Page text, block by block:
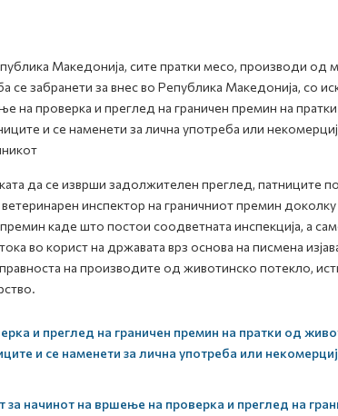
Македонија, сите пратки месо, производи од
забранети за внес во Република Македонија, со
на проверка и преглед на граничен премин на
и се наменети за лична употреба или
да се изврши задолжителен преглед, патниците
инспектор на граничниот премин
каде што постои соодветната инспекција, а
во корист на државата врз основа на писмена
на производите од животинско потекло,
и преглед на граничен премин на пратки од
и се наменети за лична употреба или
начинот на вршење на проверка и преглед на